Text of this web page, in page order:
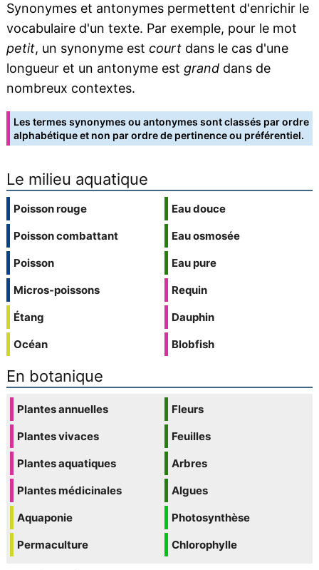
Synonymes et antonymes permettent d'enrichir le
vocabulaire d'un texte. Par exemple, pour le mot
petit, un synonyme est courtdans le cas d'une
longueur et un antonyme est granddans de
nombreux contextes.
Les termes synonymes ou antonymes sont classés par ordre
alphabétique et non par ordre de pertinence ou préférentiel.
Le milieu aquatique
Poisson rouge
Poisson combattant
Poisson
Micros-poissons
Étang
Océan
Eau douce
Eau osmosée
Eau pure
Requin
Dauphin
Blobfish
En botanique
Plantes annuelles
Plantes vivaces
Plantes aquatiques
Plantes médicinales
Aquaponie
Permaculture
Fleurs
Feuilles
Arbres
Algues
Photosynthèse
Chlorophylle